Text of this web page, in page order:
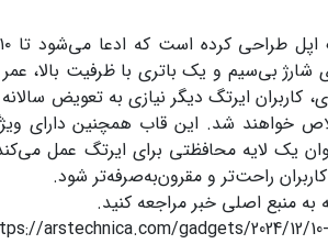
اپل طراحی کرده است که ادعا می‌شود تا۱۰
شارژ بی‌سیم و یک باتری با ظرفیت بالا، عمر
ایرتگ دیگر نیازی به تعویض
خواهند شد. این قاب همچنین دارای
یک لایه محافظتی برای ایرتگ عمل
راحت‌تر و مقرون‌به‌صرفه‌تر شود.
به منبع اصلی خبر مراجعه کنید.
arstechnica.com/gadgets/2024/12/